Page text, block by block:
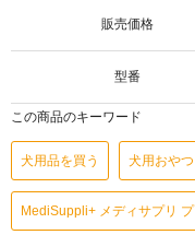
販売価格
型番
この商品のキーワード
犬用品を買う 犬用おやつ
MediSuppli+ メディサプリ